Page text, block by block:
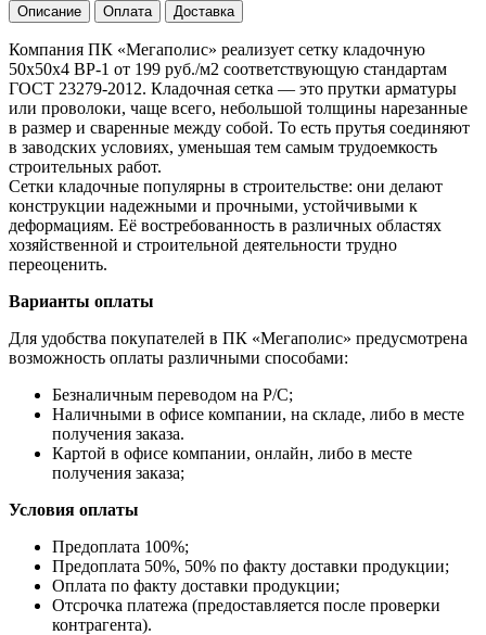
Описание Оплата Доставка
Компания ПК «Мегаполис» реализует сетку кладочную
50х50х4 ВР-1 от 199 руб./м2 соответствующую стандартам
ГОСТ 23279-2012. Кладочная сетка — это прутки арматуры
или проволоки, чаще всего, небольшой толщины нарезанные
в размер и сваренные между собой. То есть прутья соединяют
в заводских условиях, уменьшая тем самым трудоемкость
строительных работ.
Сетки кладочные популярны в строительстве: они делают
конструкции надежными и прочными, устойчивыми к
деформациям. Её востребованность в различных областях
хозяйственной и строительной деятельности трудно
переоценить.
Варианты оплаты
Для удобства покупателей в ПК «Мегаполис» предусмотрена
возможность оплаты различными способами:
Безналичным переводом на Р/С;
Наличными в офисе компании, на складе, либо в месте
получения заказа.
Картой в офисе компании, онлайн, либо в месте
получения заказа;
Условия оплаты
Предоплата 100%;
Предоплата 50%, 50% по факту доставки продукции;
Оплата по факту доставки продукции;
Отсрочка платежа (предоставляется после проверки
контрагента).